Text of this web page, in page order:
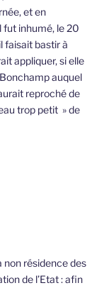
et en
fut inhumé, le 20
faisait bastir à
appliquer, si elle
auquel
reproché de
trop petit » de
non résidence des
de l’Etat : afin